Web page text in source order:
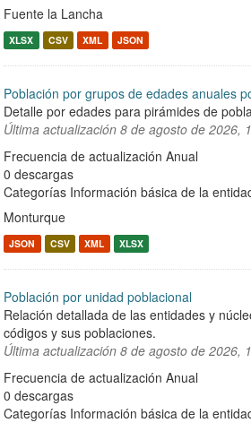
Fuente la Lancha
XLSX CSV XML JSON
Población por grupos de edades anuales
Detalle por edades para pirámides de
Última actualización 8 de agosto de 2026,
Frecuencia de actualización Anual
0 descargas
Categorías Información básica de la
Monturque
JSON CSV XML XLSX
Población por unidad poblacional
Relación detallada de las entidades y
códigos y sus poblaciones.
Última actualización 8 de agosto de 2026,
Frecuencia de actualización Anual
0 descargas
Categorías Información básica de la